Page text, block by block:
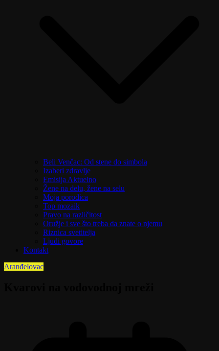
Beli Venčac: Od stene do simbola
Izaberi zdravlje
Emisija Aktuelno
Žene na delu, žene na selu
Moja porodica
Top mozaik
Pravo na različitost
Oružje i sve što treba da znate o njemu
Riznica svetitelja
Ljudi govore
Kontakt
Aranđelovac